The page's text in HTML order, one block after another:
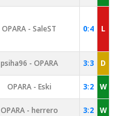
OPARA - SaleST 0:4 L
psiha96 - OPARA 3:3 D
OPARA - Eski 3:2 W
OPARA - herrero 3:2 W